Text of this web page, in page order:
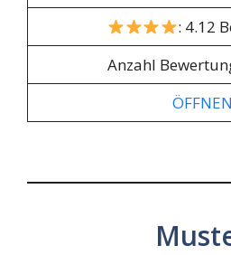
: 4.12
Anzahl
ÖFFNEN